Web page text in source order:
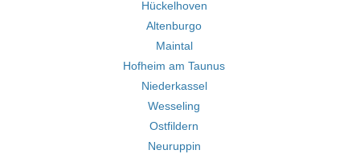
Hückelhoven
Altenburgo
Maintal
Hofheim am Taunus
Niederkassel
Wesseling
Ostfildern
Neuruppin